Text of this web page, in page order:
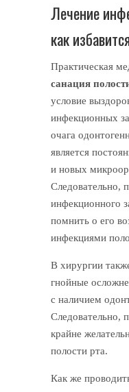
Лечение
как
Практическая
санация
условие
инфекционных
очага
является
и новых
Следовательно,
инфекционного
помнить о его
инфекциями
В хирургии
гнойные
с наличием
Следовательно,
крайне
полости рта.
Как же